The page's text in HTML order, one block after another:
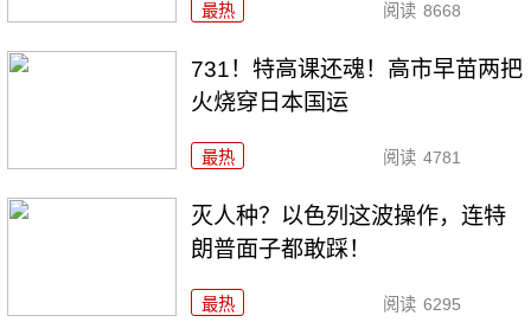
最热 阅读 8668
731！特高课还魂！高市早苗两把
火烧穿日本国运
最热 阅读 4781
灭人种？以色列这波操作，连特
朗普面子都敢踩！
最热 阅读 6295